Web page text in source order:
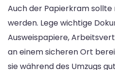
Auch der Papierkram
werden. Lege wichtige
Ausweispapiere,
an einem sicheren Ort
sie während des Umzugs